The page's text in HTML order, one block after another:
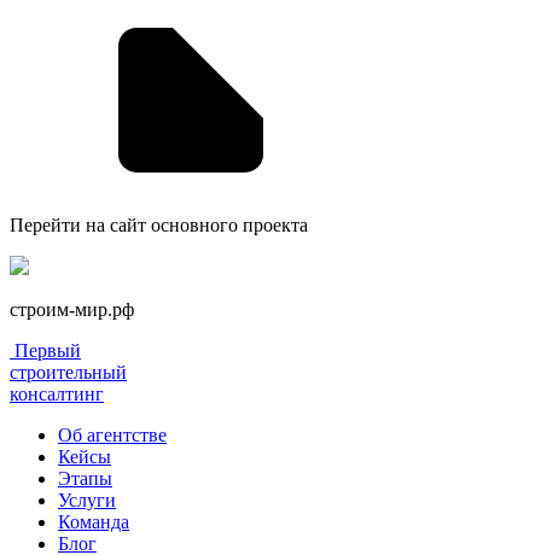
Перейти на сайт основного проекта
строим-мир.рф
Первый
строительный
консалтинг
Об агентстве
Кейсы
Этапы
Услуги
Команда
Блог